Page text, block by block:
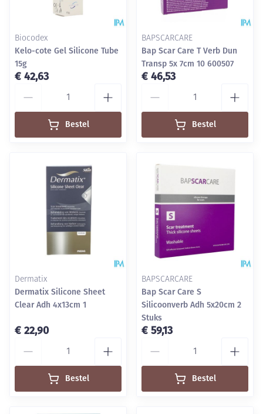
Biocodex
Kelo-cote Gel Silicone Tube
15g
€ 42,63
Bestel
BAPSCARCARE
Bap Scar Care T Verb Dun
Transp 5x 7cm 10 600507
€ 46,53
Bestel
Dermatix
Dermatix Silicone Sheet
Clear Adh 4x13cm 1
€ 22,90
Bestel
BAPSCARCARE
Bap Scar Care S
Silicoonverb Adh 5x20cm 2
Stuks
€ 59,13
Bestel